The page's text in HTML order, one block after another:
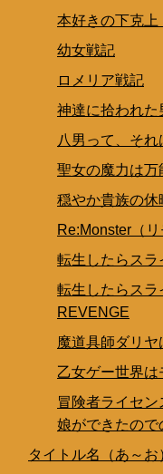
本好きの下克
幼女戦記
ロメリア戦記
神達に拾われた
八男って、それ
聖女の魔力は万
穏やか貴族の休
Re:Monster（リ
転生したらスラ
転生したらスラ
REVENGE
魔道具師ダリ
乙女ゲー世界は
冒険者ライセ
娘ができたので
タイトル名（あ～お